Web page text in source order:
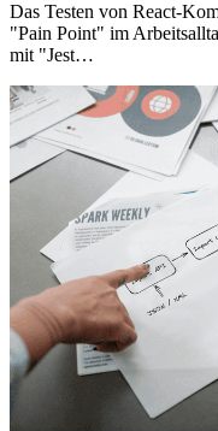
Das Testen von React-
"Pain Point" im
mit "Jest…